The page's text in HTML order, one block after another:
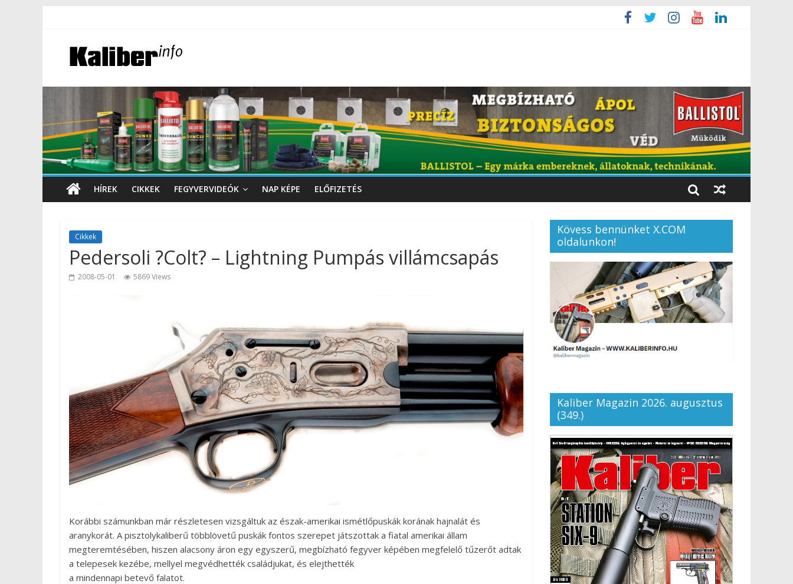
HÍREK CIKKEK FEGYVERVIDEÓK NAP KÉPE ELŐFIZETÉS
Cikkek
Pedersoli ?Colt? – Lightning Pumpás villámcsapás
2008-05-01 5869 Views
Korábbi számunkban már részletesen vizsgáltuk az észak-amerikai ismétlőpuskák korának hajnalát és
aranykorát. A pisztolykaliberű többlövetű puskák fontos szerepet játszottak a fiatal amerikai állam
megteremtésében, hiszen alacsony áron egy egyszerű, megbízható fegyver képében megfelelő tűzerőt adtak
a telepesek kezébe, mellyel megvédhették családjukat, és elejthették
a mindennapi betevő falatot.
Kövess bennünket X.COM
oldalunkon!
Kaliber Magazin 2026. augusztus
(349.)